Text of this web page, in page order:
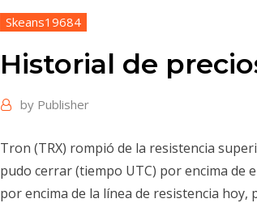
Skeans19684
Historial de
by Publisher
Tron (TRX) rompió de la resistencia
pudo cerrar (tiempo UTC) por encima de
por encima de la línea de resistencia